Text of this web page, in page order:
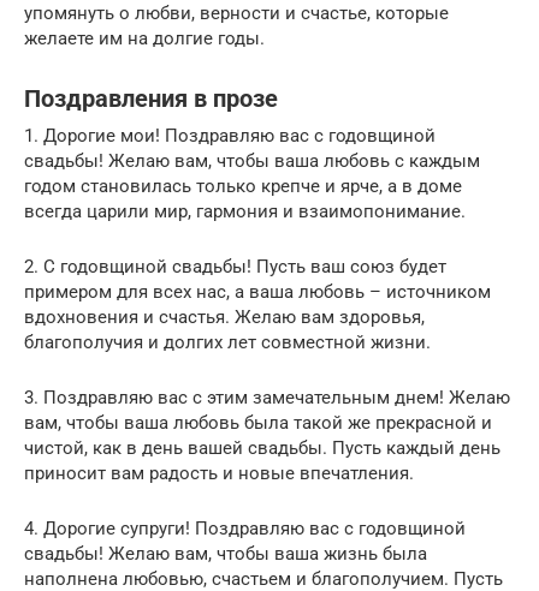
упомянуть о любви, верности и счастье, которые
желаете им на долгие годы.
Поздравления в прозе
1. Дорогие мои! Поздравляю вас с годовщиной
свадьбы! Желаю вам, чтобы ваша любовь с каждым
годом становилась только крепче и ярче, а в доме
всегда царили мир, гармония и взаимопонимание.
2. С годовщиной свадьбы! Пусть ваш союз будет
примером для всех нас, а ваша любовь – источником
вдохновения и счастья. Желаю вам здоровья,
благополучия и долгих лет совместной жизни.
3. Поздравляю вас с этим замечательным днем! Желаю
вам, чтобы ваша любовь была такой же прекрасной и
чистой, как в день вашей свадьбы. Пусть каждый день
приносит вам радость и новые впечатления.
4. Дорогие супруги! Поздравляю вас с годовщиной
свадьбы! Желаю вам, чтобы ваша жизнь была
наполнена любовью, счастьем и благополучием. Пусть